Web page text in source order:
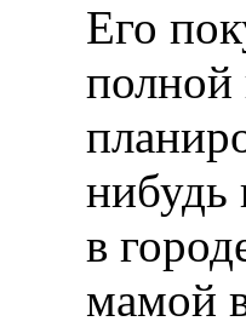
Его
нибудь
в
мамой